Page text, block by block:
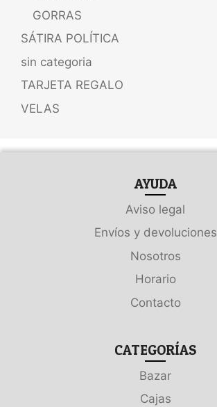
GORRAS
SÁTIRA POLÍTICA
sin categoria
TARJETA REGALO
VELAS
AYUDA
Aviso legal
Envíos y devoluciones
Nosotros
Horario
Contacto
CATEGORÍAS
Bazar
Cajas